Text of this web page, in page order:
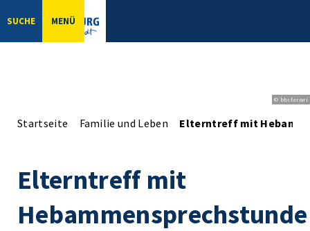
SUCHE MENÜ
© bbsferrari
Startseite Familie und Leben Elterntreff mit
Elterntreff mit
Hebammensprechstunde